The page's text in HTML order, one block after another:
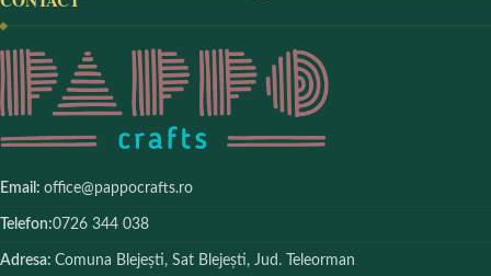
Email: office@pappocrafts.ro
Telefon:0726 344 038
Adresa: Comuna Blejești, Sat Blejești, Jud. Teleorman